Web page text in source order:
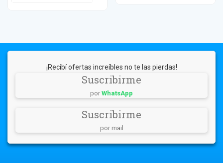
¡Recibí ofertas increíbles no te las pierdas!
Suscribirme
por WhatsApp
Suscribirme
por mail